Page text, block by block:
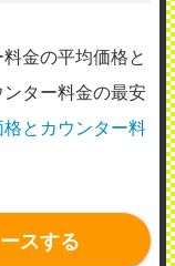
金の平均価格と
ター料金の最安
とカウンター料
スする